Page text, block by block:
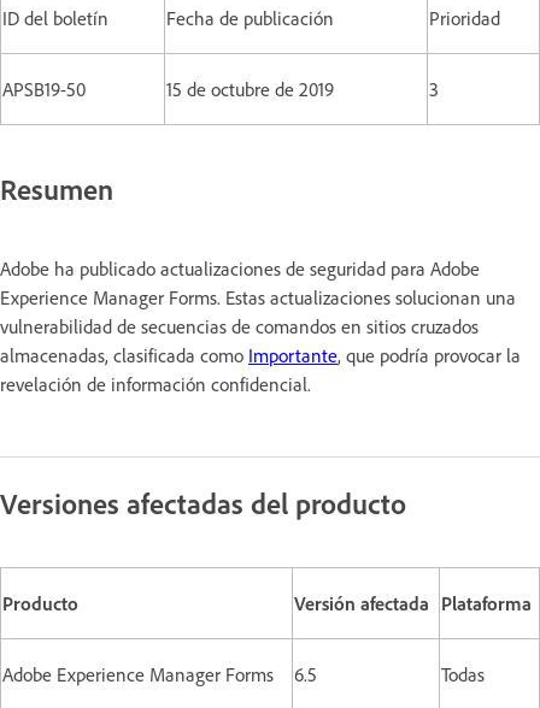
ID del boletín Fecha de publicación Prioridad
APSB19-50 15 de octubre de 2019 3
Resumen
Adobe ha publicado actualizaciones de seguridad para Adobe
Experience Manager Forms. Estas actualizaciones solucionan una
vulnerabilidad de secuencias de comandos en sitios cruzados
almacenadas, clasificada como Importante, que podría provocar la
revelación de información confidencial.
Versiones afectadas del producto
Producto Versión afectada Plataforma
Adobe Experience Manager Forms
6.5
Todas